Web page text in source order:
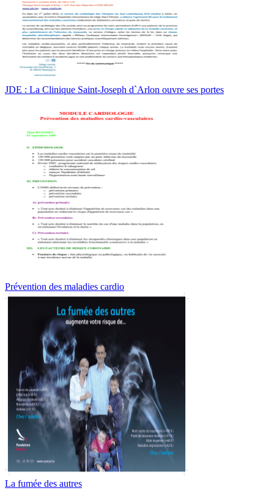
JDE : La Clinique Saint-Joseph d`Arlon ouvre ses portes
Prévention des maladies cardio
La fumée des autres